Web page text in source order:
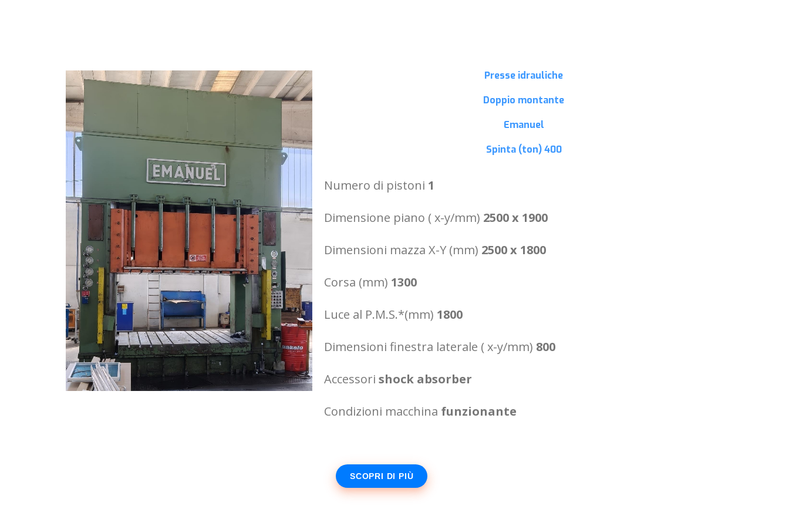
Presse idrauliche
Doppio montante
Emanuel
Spinta (ton)400
Numero di pistoni 1
Dimensione piano ( x-y/mm) 2500 x 1900
Dimensioni mazza X-Y (mm) 2500 x 1800
Corsa (mm) 1300
Luce al P.M.S.*(mm) 1800
Dimensioni finestra laterale ( x-y/mm) 800
Accessorishock absorber
Condizioni macchina funzionante
SCOPRI DI PIÙ